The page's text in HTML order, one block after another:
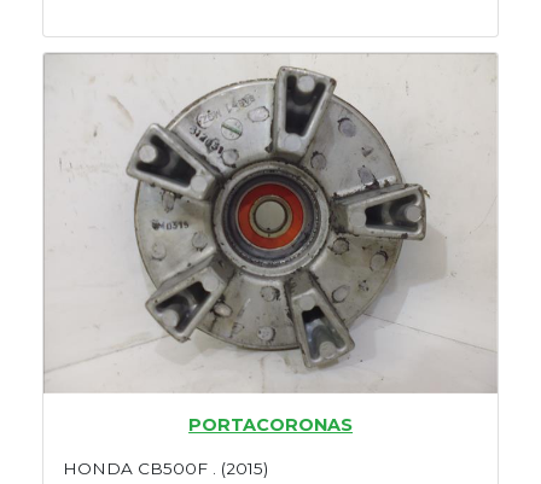
PORTACORONAS
HONDA CB500F . (2015)